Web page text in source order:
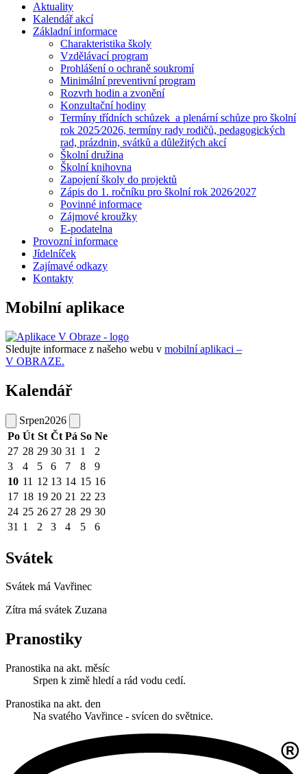
Aktuality
Kalendář akcí
Základní informace
Charakteristika školy
Vzdělávací program
Prohlášení o ochraně soukromí
Minimální preventivní program
Rozvrh hodin a zvonění
Konzultační hodiny
Termíny třídních schůzek a plenární schůze pro školní
rok 2025⁄2026, termíny rady rodičů, pedagogických
rad, prázdnin, svátků a důležitých akcí
Školní družina
Školní knihovna
Zapojení školy do projektů
Zápis do 1. ročníku pro školní rok 2026⁄2027
Povinné informace
Zájmové kroužky
E-podatelna
Provozní informace
Jídelníček
Zajímavé odkazy
Kontakty
Mobilní aplikace
Sledujte informace z našeho webu v mobilní aplikaci –
V OBRAZE.
Kalendář
Srpen2026
Po Út St Čt Pá So Ne
27 28 29 30 31 1
2
3
4 5 6 7 8
9
10 11 12 13 14 15 16
17 18 19 20 21 22 23
24 25 26 27 28 29 30
31 1 2 3 4 5 6
Svátek
Svátek má Vavřinec
Zítra má svátek Zuzana
Pranostiky
Pranostika na akt. měsíc
Srpen k zimě hledí a rád vodu cedí.
Pranostika na akt. den
Na svatého Vavřince - svícen do světnice.